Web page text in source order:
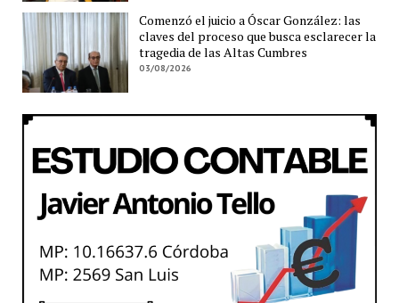
Comenzó el juicio a Óscar González: las
claves del proceso que busca esclarecer la
tragedia de las Altas Cumbres
03/08/2026